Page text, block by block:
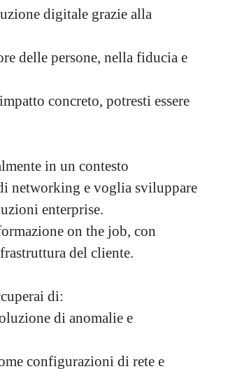
digitale grazie alla
delle persone, nella fiducia e
concreto, potresti essere
in un contesto
networking e voglia sviluppare
enterprise.
on the job, con
del cliente.
di:
di anomalie e
configurazioni di rete e